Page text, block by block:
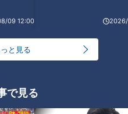
09 12:00
と見る
で見る